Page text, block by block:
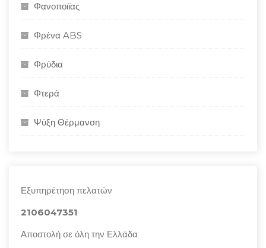
Φανοποιϊας
Φρένα ABS
Φρύδια
Φτερά
Ψύξη Θέρμανση
Εξυπηρέτηση πελατών
2106047351
Αποστολή σε όλη την Ελλάδα